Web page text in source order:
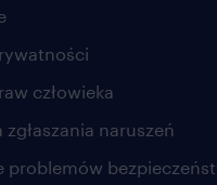
człowieka
naruszeń
problemów